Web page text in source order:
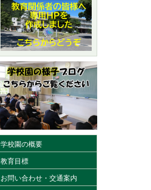
学校園の概要
教育目標
お問い合わせ・交通案内